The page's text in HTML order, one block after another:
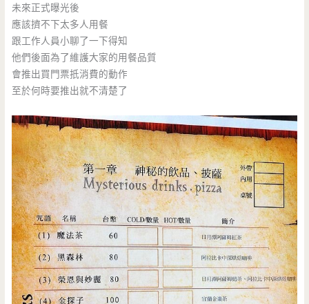
未來正式曝光後
應該擠不下太多人用餐
跟工作人員小聊了一下得知
他們後面為了維護大家的用餐品質
會推出買門票扺消費的動作
至於何時要推出就不清楚了